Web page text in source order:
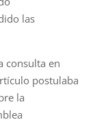
las
consulta en
postulaba
la